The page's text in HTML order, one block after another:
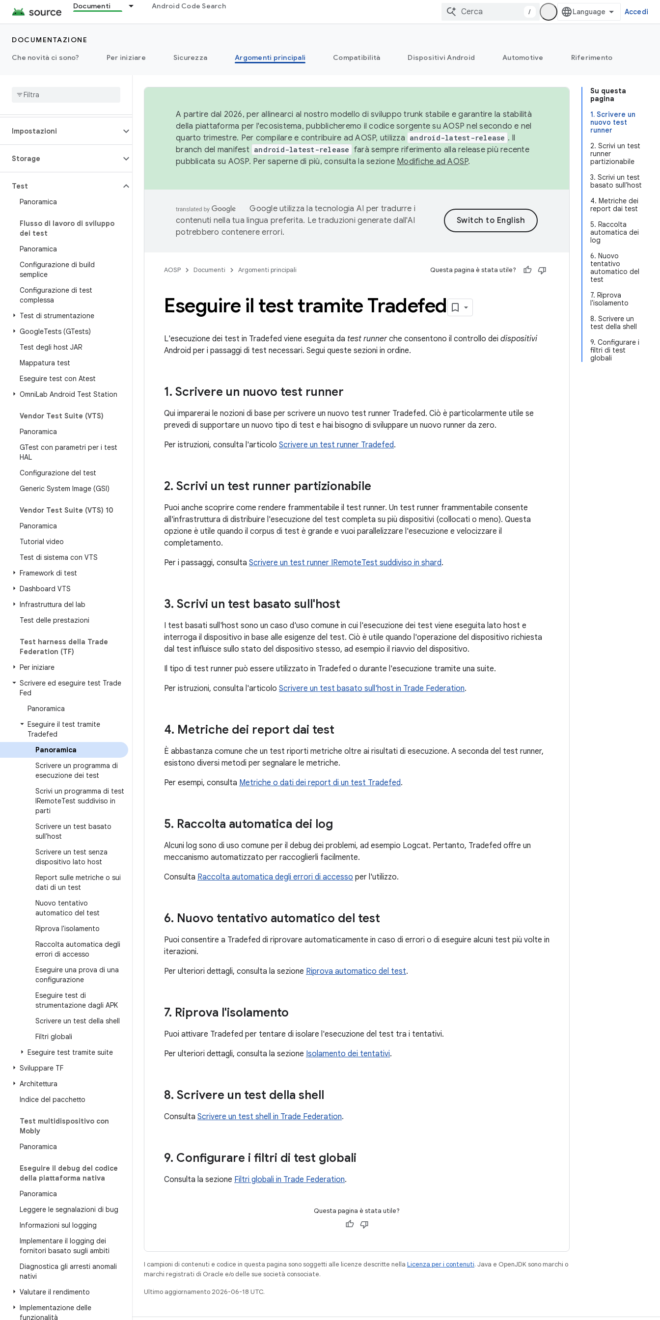
Documenti Android Code Search
/ Accedi
DOCUMENTAZIONE
Che novità ci sono?
Per iniziare Sicurezza Argomenti principali Compatibilità Dispositivi Android Automotive Riferimento
Impostazioni
Storage
Test
Panoramica
Flusso di lavoro di sviluppo
dei test
Panoramica
Configurazione di build
semplice
Configurazione di test
complessa
Test di strumentazione
GoogleTests (GTests)
Test degli host JAR
Mappatura test
Eseguire test con Atest
OmniLab Android Test Station
Vendor Test Suite (VTS)
Panoramica
GTest con parametri per i test
HAL
Configurazione del test
Generic System Image (GSI)
Vendor Test Suite (VTS) 10
Panoramica
Tutorial video
Test di sistema con VTS
Framework di test
Dashboard VTS
Infrastruttura del lab
Test delle prestazioni
Test harness della Trade
Federation (TF)
Per iniziare
Scrivere ed eseguire test Trade
Fed
Panoramica
Eseguire il test tramite
Tradefed
Panoramica
Scrivere un programma di
esecuzione dei test
Scrivi un programma di test
IRemoteTest suddiviso in
parti
Scrivere un test basato
sull'host
Scrivere un test senza
dispositivo lato host
Report sulle metriche o sui
dati di un test
Nuovo tentativo
automatico del test
Riprova l'isolamento
Raccolta automatica degli
errori di accesso
Eseguire una prova di una
configurazione
Eseguire test di
strumentazione dagli APK
Scrivere un test della shell
Filtri globali
Eseguire test tramite suite
Sviluppare TF
Architettura
Indice del pacchetto
Test multidispositivo con
Mobly
Panoramica
Eseguire il debug del codice
della piattaforma nativa
Panoramica
Leggere le segnalazioni di bug
Informazioni sul logging
Implementare il logging dei
fornitori basato sugli ambiti
Diagnostica gli arresti anomali
nativi
Valutare il rendimento
Implementazione delle
funzionalità
Su questa
pagina
1. Scrivere un
nuovo test
runner
2. Scrivi un test
runner
partizionabile
3. Scrivi un test
basato sull'host
4. Metriche dei
report dai test
5. Raccolta
automatica dei
log
6. Nuovo
tentativo
automatico del
test
7. Riprova
l'isolamento
8. Scrivere un
test della shell
9. Configurare i
filtri di test
globali
A partire dal 2026, per allinearci al nostro modello di sviluppo trunk stabile e garantire la stabilità
della piattaforma per l'ecosistema, pubblicheremo il codice sorgente su AOSP nel secondo e nel
quarto trimestre. Per compilare e contribuire ad AOSP, utilizza android-latest-release . Il
branch del manifest android-latest-release farà sempre riferimento alla release più recente
pubblicata su AOSP. Per saperne di più, consulta la sezione Modifiche ad AOSP.
Google utilizza la tecnologia AI per tradurre i
contenuti nella tua lingua preferita. Le traduzioni generate dall'AI
potrebbero contenere errori.
AOSP Documenti Argomenti principali Questa pagina è stata utile?
Eseguire il test tramite Tradefed
L'esecuzione dei test in Tradefed viene eseguita da test runnerche consentono il controllo dei dispositivi
Android per i passaggi di test necessari. Segui queste sezioni in ordine.
1. Scrivere un nuovo test runner
Qui imparerai le nozioni di base per scrivere un nuovo test runner Tradefed. Ciò è particolarmente utile se
prevedi di supportare un nuovo tipo di test e hai bisogno di sviluppare un nuovo runner da zero.
Per istruzioni, consulta l'articolo Scrivere un test runner Tradefed.
2. Scrivi un test runner partizionabile
Puoi anche scoprire come rendere frammentabile il test runner. Un test runner frammentabile consente
all'infrastruttura di distribuire l'esecuzione del test completa su più dispositivi (collocati o meno). Questa
opzione è utile quando il corpus di test è grande e vuoi parallelizzare l'esecuzione e velocizzare il
completamento.
Per i passaggi, consulta Scrivere un test runner IRemoteTest suddiviso in shard.
3. Scrivi un test basato sull'host
I test basati sull'host sono un caso d'uso comune in cui l'esecuzione dei test viene eseguita lato host e
interroga il dispositivo in base alle esigenze del test. Ciò è utile quando l'operazione del dispositivo richiesta
dal test influisce sullo stato del dispositivo stesso, ad esempio il riavvio del dispositivo.
Il tipo di test runner può essere utilizzato in Tradefed o durante l'esecuzione tramite una suite.
Per istruzioni, consulta l'articolo Scrivere un test basato sull'host in Trade Federation.
4. Metriche dei report dai test
È abbastanza comune che un test riporti metriche oltre ai risultati di esecuzione. A seconda del test runner,
esistono diversi metodi per segnalare le metriche.
Per esempi, consulta Metriche o dati dei report di un test Tradefed.
5. Raccolta automatica dei log
Alcuni log sono di uso comune per il debug dei problemi, ad esempio Logcat. Pertanto, Tradefed offre un
meccanismo automatizzato per raccoglierli facilmente.
Consulta Raccolta automatica degli errori di accesso per l'utilizzo.
6. Nuovo tentativo automatico del test
Puoi consentire a Tradefed di riprovare automaticamente in caso di errori o di eseguire alcuni test più volte in
iterazioni.
Per ulteriori dettagli, consulta la sezione Riprova automatico del test.
7. Riprova l'isolamento
Puoi attivare Tradefed per tentare di isolare l'esecuzione del test tra i tentativi.
Per ulteriori dettagli, consulta la sezione Isolamento dei tentativi.
8. Scrivere un test della shell
Consulta Scrivere un test shell in Trade Federation.
9. Configurare i filtri di test globali
Consulta la sezione Filtri globali in Trade Federation.
Questa pagina è stata utile?
I campioni di contenuti e codice in questa pagina sono soggetti alle licenze descritte nella Licenza per i contenuti. Java e OpenJDK sono marchi o
marchi registrati di Oracle e/o delle sue società consociate.
Ultimo aggiornamento 2026-06-18 UTC.